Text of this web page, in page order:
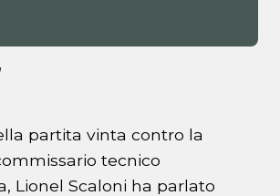
partita vinta contro la
tecnico
Lionel Scaloni ha parlato